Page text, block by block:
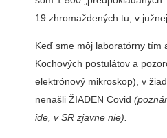
19 zhromaždených tu, v
Keď sme môj laboratórny tím
Kochových postulátov a
elektrónový mikroskop), v
nenašli ŽIADEN Covid
ide, v SR zjavne nie).